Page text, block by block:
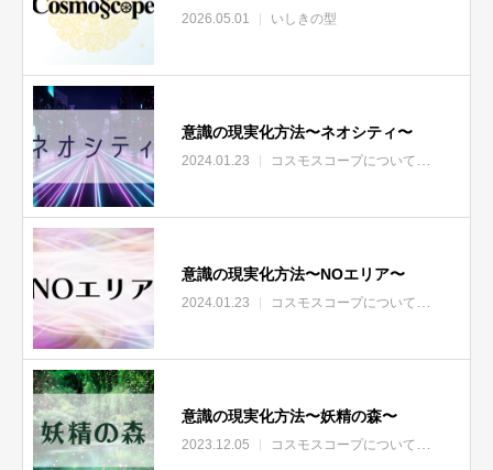
2026.05.01 いしきの型
意識の現実化方法〜ネオシティ〜
2024.01.23 コスモスコープについて エリア
意識の現実化方法〜NOエリア〜
2024.01.23 コスモスコープについて エリア
意識の現実化方法〜妖精の森〜
2023.12.05 コスモスコープについて エリア